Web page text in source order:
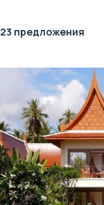
23 предложения